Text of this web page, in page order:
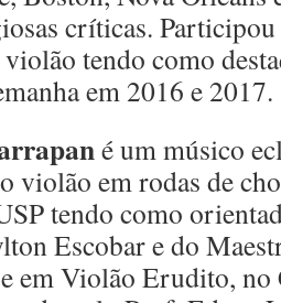
críticas.
tendo como
em 2016 e 2017.
é um músico
violão em rodas de
tendo como
Escobar e do
em Violão Erudito,